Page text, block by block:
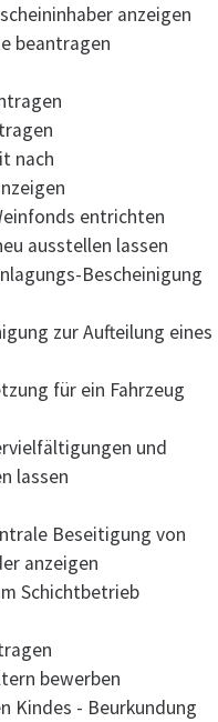
anzeigen
beantragen
nach
entrichten
ausstellen lassen
Bescheinigung
zur Aufteilung eines
für ein Fahrzeug
und
lassen
Beseitigung von
anzeigen
Schichtbetrieb
bewerben
Kindes - Beurkundung